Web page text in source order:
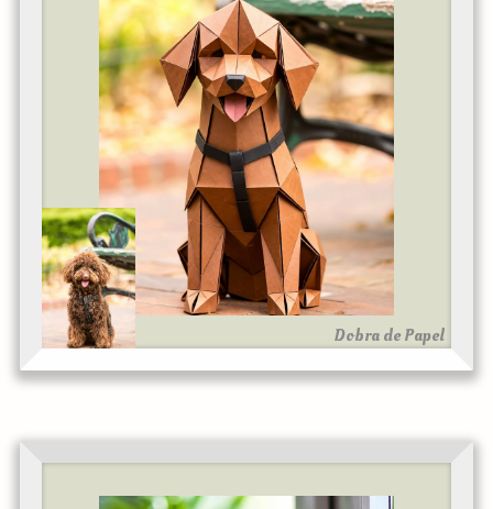
Dobra de Papel